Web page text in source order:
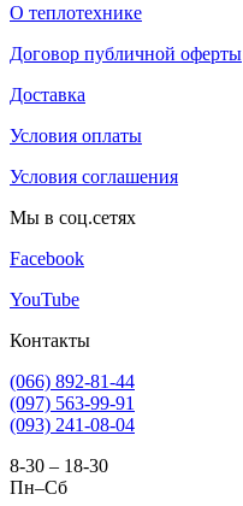
О теплотехнике
Договор публичной оферты
Доставка
Условия оплаты
Условия соглашения
Мы в соц.сетях
Facebook
YouTube
Контакты
(066) 892-81-44
(097) 563-99-91
(093) 241-08-04
8-30 – 18-30
Пн–Сб